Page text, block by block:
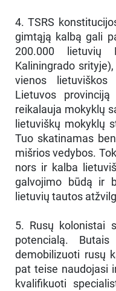
4. TSRS
gimtąją kalbą gali
200.000 lietuvių
Kaliningrado
vienos
Lietuvos
reikalauja mokyklų
lietuviškų mokyklų
Tuo skatinamas
mišrios vedybos.
nors ir kalba
galvojimo būdą ir
lietuvių tautos
5. Rusų kolonistai
potencialą.
demobilizuoti rusų
pat teise naudojasi
kvalifikuoti